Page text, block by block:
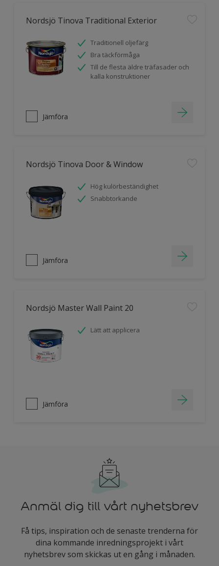
Nordsjö Tinova Traditional Exterior
Traditionell oljefärg
Bra täckförmåga
Till de flesta äldre träfasader och
kalla konstruktioner
Jämföra
Nordsjö Tinova Door & Window
Hög kulörbeständighet
Snabbtorkande
Jämföra
Nordsjö Master Wall Paint 20
Lätt att applicera
Jämföra
Anmäl dig till vårt nyhetsbrev
Få tips, inspiration och de senaste trenderna för
dina kommande inredningsprojekt i vårt
nyhetsbrev som skickas ut en gång i månaden.